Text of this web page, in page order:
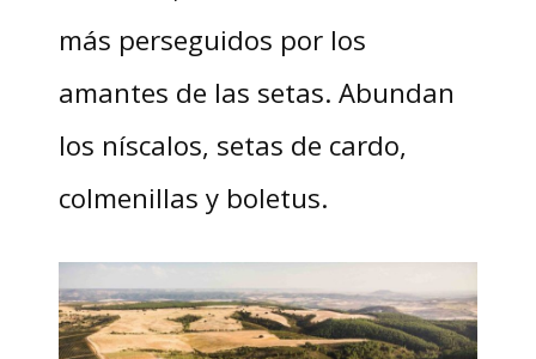
más perseguidos por los
amantes de las setas. Abundan
los níscalos, setas de cardo,
colmenillas y boletus.